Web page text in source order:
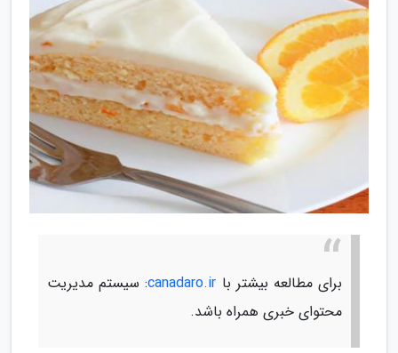
برای مطالعه بیشتر با canadaro.ir: سیستم مدیریت
محتوای خبری همراه باشد.